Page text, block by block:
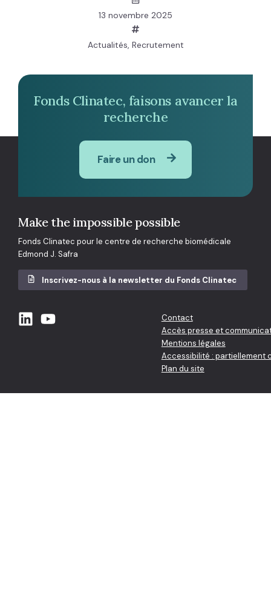
13 novembre 2025
Actualités, Recrutement
Fonds Clinatec, faisons avancer la
recherche
Faire un don
Make the impossible possible
Fonds Clinatec pour le centre de recherche biomédicale
Edmond J. Safra
Inscrivez-nous à la newsletter du Fonds Clinatec
Contact
Accès presse et
Mentions légales
Accessibilité : partiellement
Plan du site